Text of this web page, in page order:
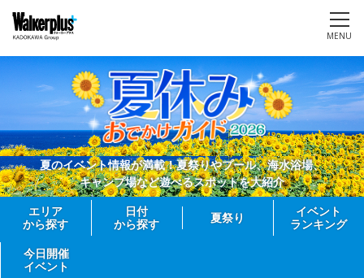
MENU
夏のイベント情報が満載！夏祭りやプール、海水浴場、
キャンプ場など遊べるスポットを大紹介
エリア
から探す
日付
から探す
夏祭り
イベント
ランキング
今日開催
イベント